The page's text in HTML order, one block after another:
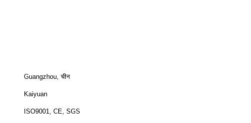
Guangzhou, चीन
Kaiyuan
ISO9001, CE, SGS